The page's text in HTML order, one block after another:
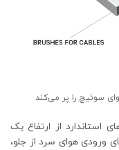
سوئیچ را پر می‌کند
استاندارد از ارتفاع یک
ورودی هوای سرد از جلو،